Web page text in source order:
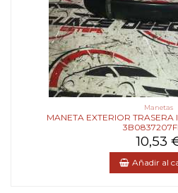
Manetas
MANETA EXTERIOR TRASERA
10,53
Añadir al